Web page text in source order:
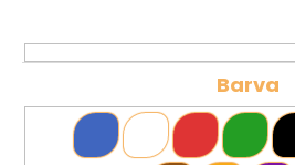
Barva